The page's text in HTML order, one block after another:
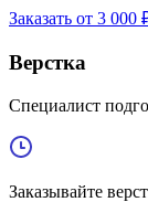
Заказать от 3 000
Верстка
Специалист
Заказывайте